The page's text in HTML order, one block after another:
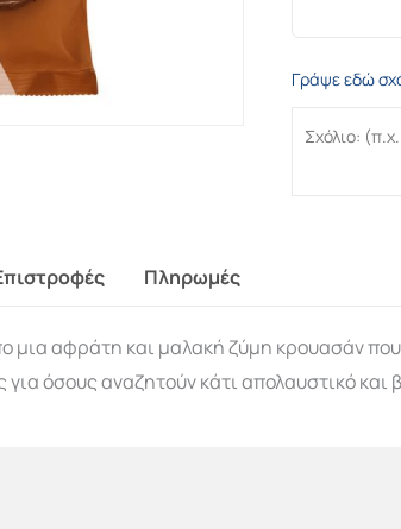
Γράψε εδώ
Πληρωμές
μια αφράτη και μαλακή ζύμη κρουασάν
όσους αναζητούν κάτι απολαυστικό και